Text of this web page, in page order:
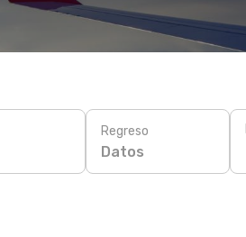
Regreso
Datos